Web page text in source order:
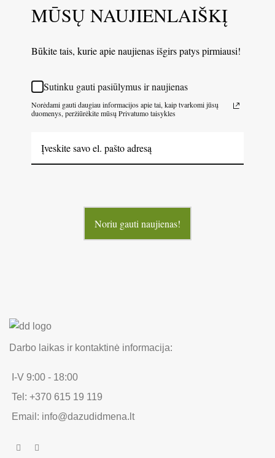
MŪSŲ NAUJIENLAIŠKĮ
Būkite tais, kurie apie naujienas išgirs patys pirmiausi!
Sutinku gauti pasiūlymus ir naujienas
Norėdami gauti daugiau informacijos apie tai, kaip tvarkomi jūsų
duomenys, peržiūrėkite mūsų Privatumo taisykles
Noriu gauti naujienas!
Darbo laikas ir kontaktinė informacija:
I-V 9:00 - 18:00
Tel: +370 615 19 119
Email: info@dazudidmena.lt